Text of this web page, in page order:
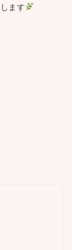
ます